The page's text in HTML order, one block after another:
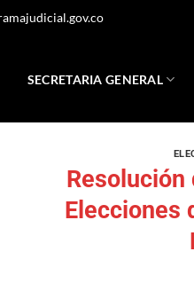
SECRETARIA GENERAL
Resolución
Elecciones